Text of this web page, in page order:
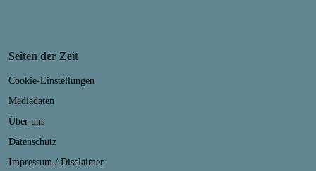
Seiten der Zeit
Cookie-Einstellungen
Mediadaten
Über uns
Datenschutz
Impressum / Disclaimer